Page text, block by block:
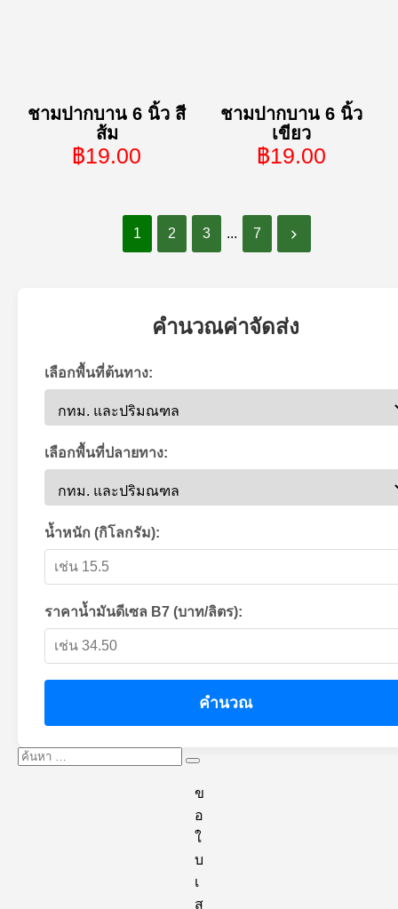
ชามปากบาน 6 นิ้ว สี
ส้ม
฿19.00
ชามปากบาน 6 นิ้ว
เขียว
฿19.00
1 2 3 ... 7
คำนวณค่าจัดส่ง
เลือกพื้นที่ต้นทาง:
เลือกพื้นที่ปลายทาง:
น้ำหนัก (กิโลกรัม):
ราคาน้ำมันดีเซล B7 (บาท/ลิตร):
คำนวณ
ค้นหา:
ข
อ
ใ
บ
เ
ส